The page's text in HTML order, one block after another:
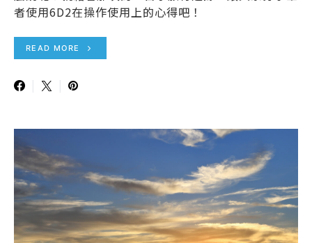
者使用6D2在操作使用上的心得吧！
READ MORE